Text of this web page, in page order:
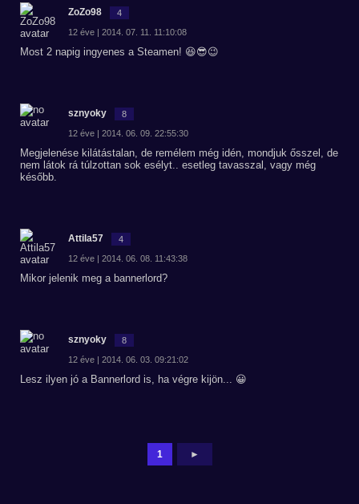
ZoZo98 4
12 éve | 2014. 07. 11. 11:10:08
Most 2 napig ingyenes a Steamen! 😆😎😉
sznyoky 8
12 éve | 2014. 06. 09. 22:55:30
Megjelenése kilátástalan, de remélem még idén, mondjuk ősszel, de
nem látok rá túlzottan sok esélyt.. esetleg tavasszal, vagy még
később.
Attila57 4
12 éve | 2014. 06. 08. 11:43:38
Mikor jelenik meg a bannerlord?
sznyoky 8
12 éve | 2014. 06. 03. 09:21:02
Lesz ilyen jó a Bannerlord is, ha végre kijön... 😀
1 ►